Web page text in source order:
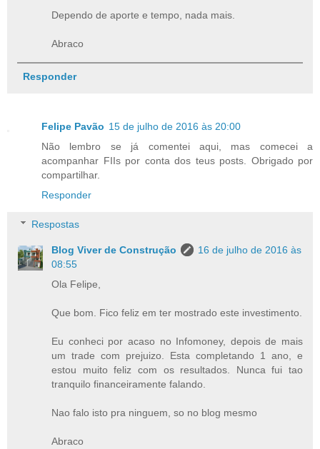
Dependo de aporte e tempo, nada mais.
Abraco
Responder
Felipe Pavão 15 de julho de 2016 às 20:00
Não lembro se já comentei aqui, mas comecei a
acompanhar FIIs por conta dos teus posts. Obrigado por
compartilhar.
Responder
Respostas
Blog Viver de Construção
16 de julho de 2016 às
08:55
Ola Felipe,
Que bom. Fico feliz em ter mostrado este investimento.
Eu conheci por acaso no Infomoney, depois de mais
um trade com prejuizo. Esta completando 1 ano, e
estou muito feliz com os resultados. Nunca fui tao
tranquilo financeiramente falando.
Nao falo isto pra ninguem, so no blog mesmo
Abraco